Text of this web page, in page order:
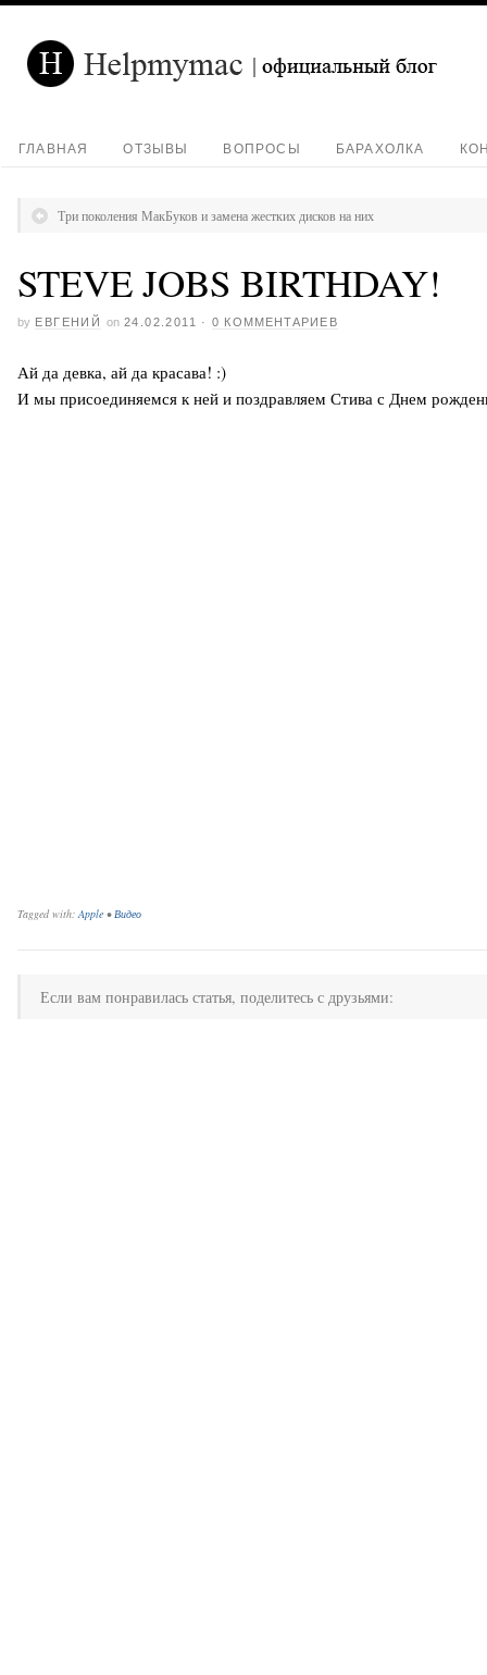
ГЛАВНАЯ ОТЗЫВЫ ВОПРОСЫ БАРАХОЛКА
Три поколения МакБуков и замена жестких дисков на них
STEVE JOBS BIRTHDAY!
by ЕВГЕНИЙ on 24.02.2011 ·0 КОММЕНТАРИЕВ
Ай да девка, ай да красава! :)
И мы присоединяемся к ней и поздравляем Стива с Днем
Tagged with: Apple • Видео
Если вам понравилась статья, поделитесь с друзьями: